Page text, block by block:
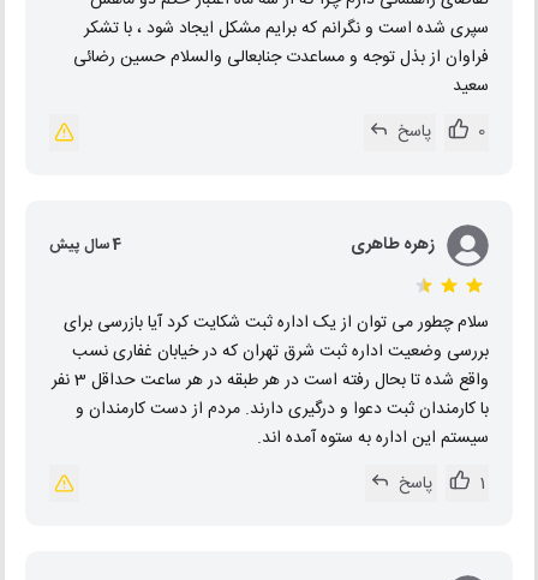
سپری شده است و نگرانم که برایم مشکل ایجاد شود ، با تشکر
فراوان از بذل توجه و مساعدت جنابعالی والسلام حسین رضائی
سعید
0
پاسخ
زهره طاهری 4 سال پیش
سلام چطور می توان از یک اداره ثبت شکایت کرد آیا بازرسی برای
بررسی وضعیت اداره ثبت شرق تهران که در خیابان غفاری نسب
واقع شده تا بحال رفته است در هر طبقه در هر ساعت حداقل 3 نفر
با کارمندان ثبت دعوا و درگیری دارند. مردم از دست کارمندان و
سیستم این اداره به ستوه آمده اند.
1
پاسخ